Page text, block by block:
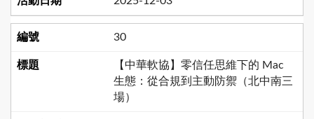
30
【中華軟協】零信任思維下的 Mac
生態：從合規到主動防禦（北中南三
場）